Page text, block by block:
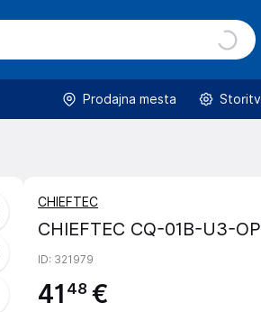
Prodajna mesta
CHIEFTEC
CHIEFTEC CQ-01B-U3-
ID: 321979
41 48 €